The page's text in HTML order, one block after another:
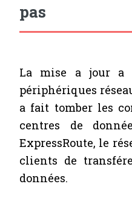
pas
La mise a jour a
périphériques
a fait tomber les
centres de
ExpressRoute, le
clients de
données.